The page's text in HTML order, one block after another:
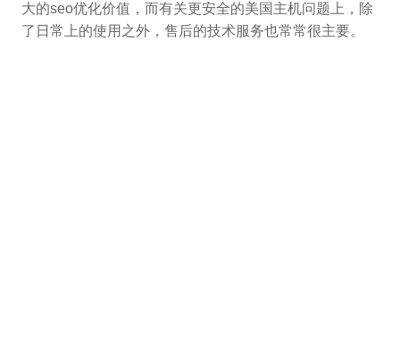
大的seo优化价值，而有关更安全的美国主机问题上，除
了日常上的使用之外，售后的技术服务也常常很主要。